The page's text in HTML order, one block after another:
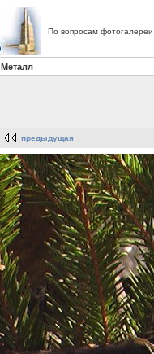
По вопросам
Металл
предыдущая